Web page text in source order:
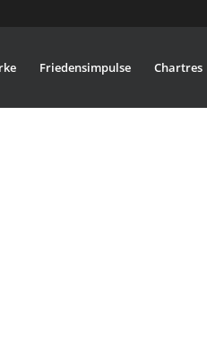
Friedensimpulse Chartres